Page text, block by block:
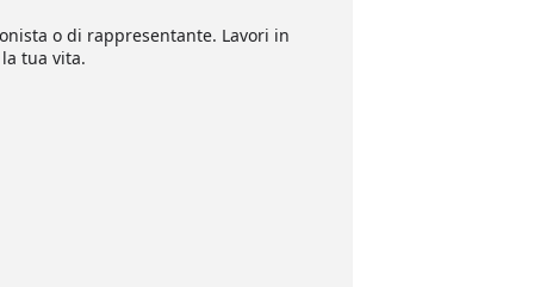
o di rappresentante. Lavori in
tua vita.